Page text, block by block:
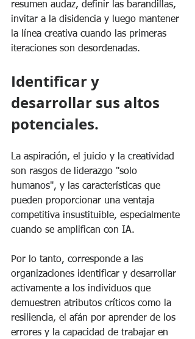
resumen audaz, definir las barandillas,
invitar a la disidencia y luego mantener
la línea creativa cuando las primeras
iteraciones son desordenadas.
Identificar y
desarrollar sus altos
potenciales.
La aspiración, el juicio y la creatividad
son rasgos de liderazgo "solo
humanos", y las características que
pueden proporcionar una ventaja
competitiva insustituible, especialmente
cuando se amplifican con IA.
Por lo tanto, corresponde a las
organizaciones identificar y desarrollar
activamente a los individuos que
demuestren atributos críticos como la
resiliencia, el afán por aprender de los
errores y la capacidad de trabajar en